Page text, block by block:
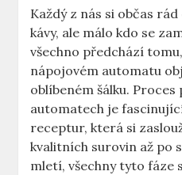
Každý z nás​ si občas
kávy, ale⁣ málo kdo se
všechno předchází
nápojovém ‍automatu
oblíbeném šálku.⁣ Proces
automatech je
receptur, která ⁢si
kvalitních ‌surovin až po
‌mletí, všechny tyto ‍fáze